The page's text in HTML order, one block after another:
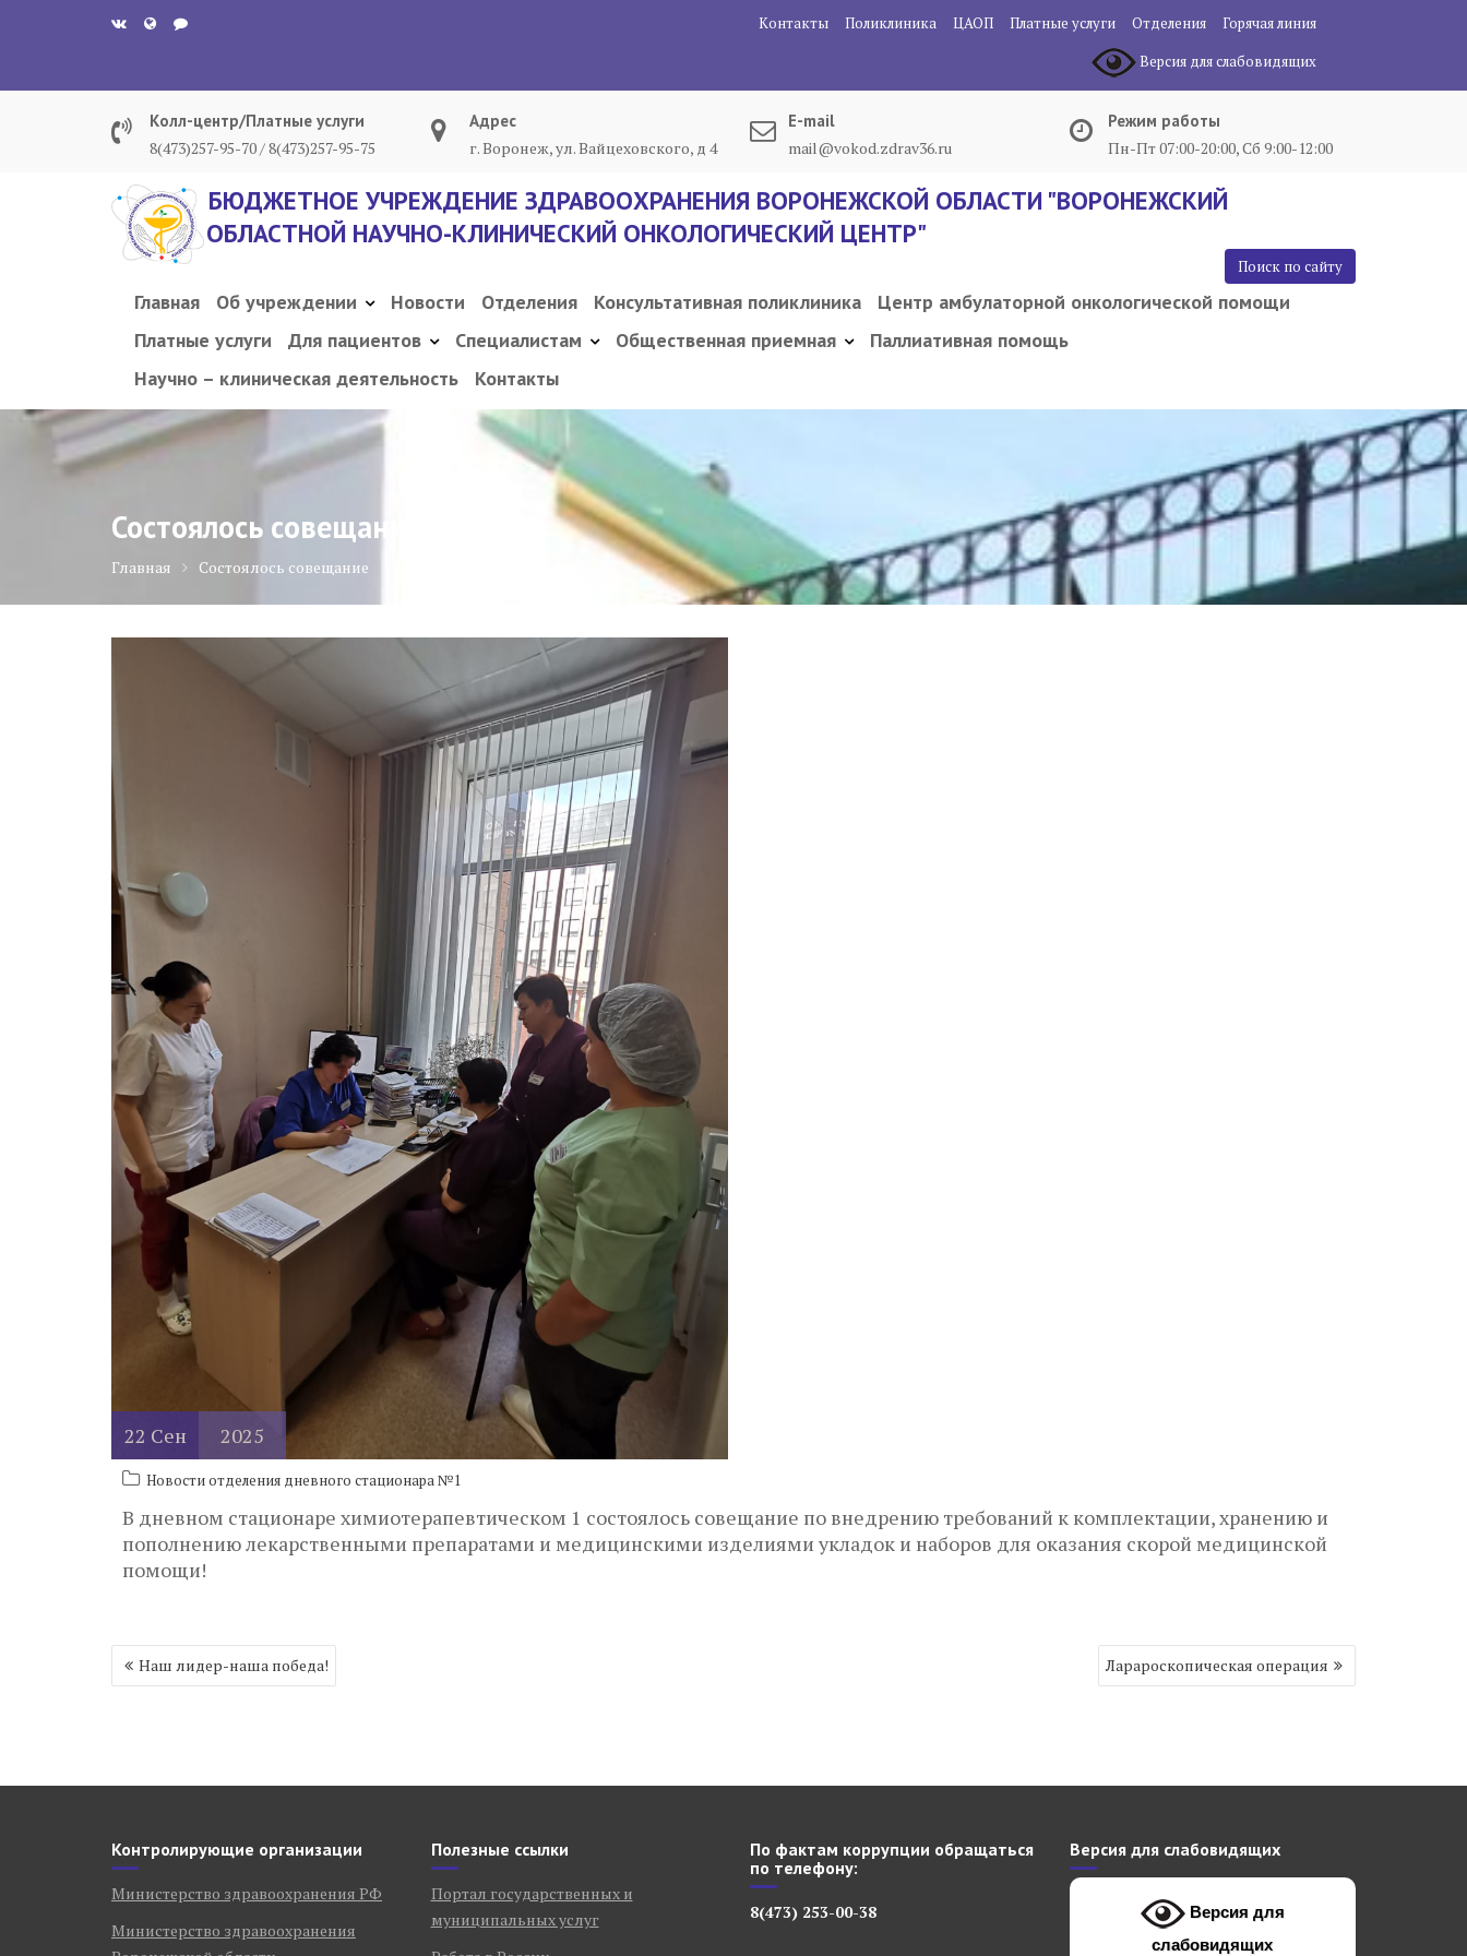
Контакты Поликлиника ЦАОП Платные услуги Отделения
Горячая линия
Версия для слабовидящих
Колл-центр/Платные услуги
8(473)257-95-70 / 8(473)257-95-75
Адрес
г. Воронеж, ул. Вайцеховского, д 4
E-mail
mail@vokod.zdrav36.ru
Режим работы
Пн-Пт 07:00-20:00, Сб 9:00-12:00
БЮДЖЕТНОЕ УЧРЕЖДЕНИЕ ЗДРАВООХРАНЕНИЯ ВОРОНЕЖСКОЙ ОБЛАСТИ "ВОРОНЕЖСКИЙ
ОБЛАСТНОЙ НАУЧНО-КЛИНИЧЕСКИЙ ОНКОЛОГИЧЕСКИЙ ЦЕНТР"
Поиск по сайту
Главная Об учреждении Новости Отделения Консультативная поликлиника
Центр амбулаторной онкологической помощи
Платные услуги
Для пациентов Специалистам Общественная приемная
Паллиативная помощь
Научно – клиническая деятельность
Контакты
Состоялось совещание
Главная Состоялось совещание
22 Сен 2025
Новости отделения дневного стационара №1
В дневном стационаре химиотерапевтическом 1 состоялось совещание по внедрению требований к комплектации, хранению и
пополнению лекарственными препаратами и медицинскими изделиями укладок и наборов для оказания скорой медицинской
помощи!
Навигация
по
Наш лидер-наша победа! Ларароскопическая операция
Контролирующие организации
Министерство здравоохранения РФ
Министерство здравоохранения
Полезные ссылки
Портал государственных и
муниципальных услуг
По фактам коррупции обращаться
по телефону:
8(473) 253-00-38
Версия для слабовидящих
Версия для
слабовидящих